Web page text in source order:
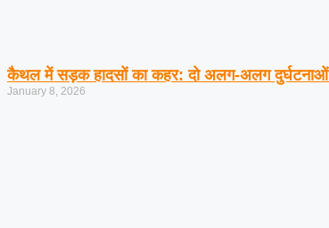
कैथल में सड़क हादसों का कहर: दो अलग-अलग दुर्घटनाओं
January 8, 2026